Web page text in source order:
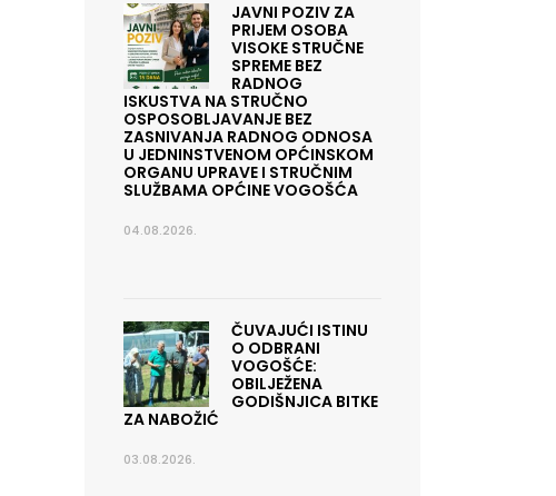
JAVNI POZIV ZA
PRIJEM OSOBA
VISOKE STRUČNE
SPREME BEZ
RADNOG
ISKUSTVA NA STRUČNO
OSPOSOBLJAVANJE BEZ
ZASNIVANJA RADNOG ODNOSA
U JEDNINSTVENOM OPĆINSKOM
ORGANU UPRAVE I STRUČNIM
SLUŽBAMA OPĆINE VOGOŠĆA
04.08.2026.
ČUVAJUĆI ISTINU
O ODBRANI
VOGOŠĆE:
OBILJEŽENA
GODIŠNJICA BITKE
ZA NABOŽIĆ
03.08.2026.